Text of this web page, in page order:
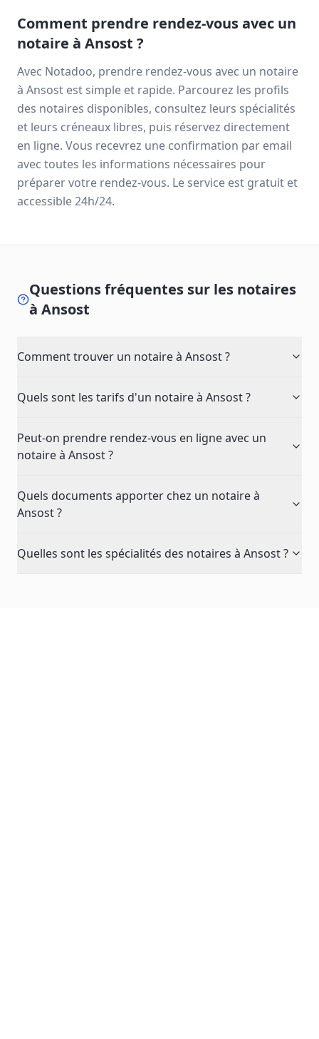
Comment prendre rendez-vous avec un
notaire à Ansost ?
Avec Notadoo, prendre rendez-vous avec un notaire
à Ansost est simple et rapide. Parcourez les profils
des notaires disponibles, consultez leurs spécialités
et leurs créneaux libres, puis réservez directement
en ligne. Vous recevrez une confirmation par email
avec toutes les informations nécessaires pour
préparer votre rendez-vous. Le service est gratuit et
accessible 24h/24.
Questions fréquentes sur les notaires
à Ansost
Comment trouver un notaire à Ansost ?
Quels sont les tarifs d'un notaire à Ansost ?
Peut-on prendre rendez-vous en ligne avec un
notaire à Ansost ?
Quels documents apporter chez un notaire à
Ansost ?
Quelles sont les spécialités des notaires à Ansost ?